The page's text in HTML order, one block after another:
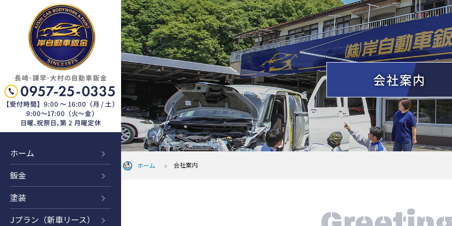
ホーム
鈑金
塗装
Jプラン（新車リース）
会社案内
ホーム 会社案内